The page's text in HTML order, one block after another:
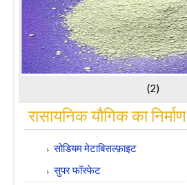
(2)
रासायनिक यौगिक का निर्माण
सोडियम मेटाबिसल्फ़ाइट
सुपर फॉस्फेट